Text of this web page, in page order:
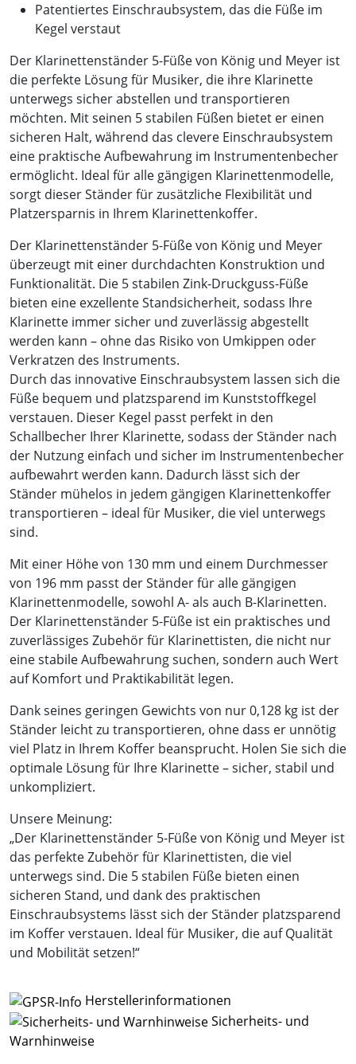
Patentiertes Einschraubsystem, das die Füße im
Kegel verstaut
Der Klarinettenständer 5-Füße von König und Meyer ist
die perfekte Lösung für Musiker, die ihre Klarinette
unterwegs sicher abstellen und transportieren
möchten. Mit seinen 5 stabilen Füßen bietet er einen
sicheren Halt, während das clevere Einschraubsystem
eine praktische Aufbewahrung im Instrumentenbecher
ermöglicht. Ideal für alle gängigen Klarinettenmodelle,
sorgt dieser Ständer für zusätzliche Flexibilität und
Platzersparnis in Ihrem Klarinettenkoffer.
Der Klarinettenständer 5-Füße von König und Meyer
überzeugt mit einer durchdachten Konstruktion und
Funktionalität. Die 5 stabilen Zink-Druckguss-Füße
bieten eine exzellente Standsicherheit, sodass Ihre
Klarinette immer sicher und zuverlässig abgestellt
werden kann – ohne das Risiko von Umkippen oder
Verkratzen des Instruments.
Durch das innovative Einschraubsystem lassen sich die
Füße bequem und platzsparend im Kunststoffkegel
verstauen. Dieser Kegel passt perfekt in den
Schallbecher Ihrer Klarinette, sodass der Ständer nach
der Nutzung einfach und sicher im Instrumentenbecher
aufbewahrt werden kann. Dadurch lässt sich der
Ständer mühelos in jedem gängigen Klarinettenkoffer
transportieren – ideal für Musiker, die viel unterwegs
sind.
Mit einer Höhe von 130 mm und einem Durchmesser
von 196 mm passt der Ständer für alle gängigen
Klarinettenmodelle, sowohl A- als auch B-Klarinetten.
Der Klarinettenständer 5-Füße ist ein praktisches und
zuverlässiges Zubehör für Klarinettisten, die nicht nur
eine stabile Aufbewahrung suchen, sondern auch Wert
auf Komfort und Praktikabilität legen.
Dank seines geringen Gewichts von nur 0,128 kg ist der
Ständer leicht zu transportieren, ohne dass er unnötig
viel Platz in Ihrem Koffer beansprucht. Holen Sie sich die
optimale Lösung für Ihre Klarinette – sicher, stabil und
unkompliziert.
Unsere Meinung:
„Der Klarinettenständer 5-Füße von König und Meyer ist
das perfekte Zubehör für Klarinettisten, die viel
unterwegs sind. Die 5 stabilen Füße bieten einen
sicheren Stand, und dank des praktischen
Einschraubsystems lässt sich der Ständer platzsparend
im Koffer verstauen. Ideal für Musiker, die auf Qualität
und Mobilität setzen!“
Herstellerinformationen
Sicherheits- und
Warnhinweise